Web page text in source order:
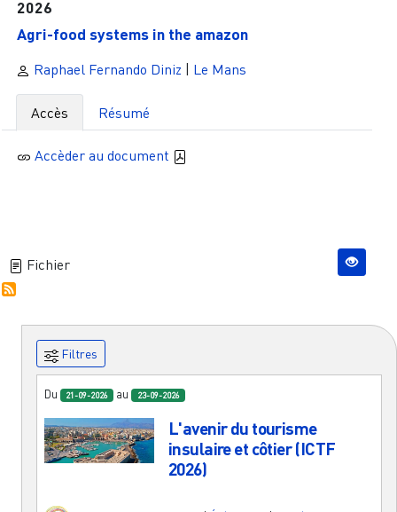
2026
Agri-food systems in the amazon
Raphael Fernando Diniz | Le Mans
Accès Résumé
Accèder au document
Fichier
Filtres
Du 21-09-2026 au 23-09-2026
L'avenir du tourisme
insulaire et côtier (ICTF
2026)